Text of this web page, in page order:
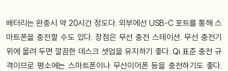
배터리는 완충시 약 20시간 정도다. 외부에선 USB-C 포트를 통해 스
마트폰을 충전할 수도 있다. 장점은 무선 충전 스테이션. 무선 충전기
위에 올려 두면 깔끔한 데스크 셋업을 유지하기 좋다. Qi 표준 충전 규
격이므로 평소에는 스마트폰이나 무선이어폰 등을 충전하기도 좋다.